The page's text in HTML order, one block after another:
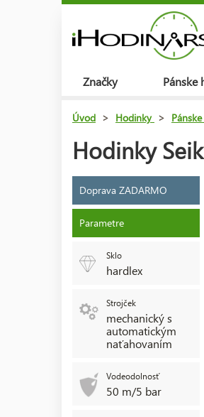
Značky Pánske
Úvod > Hodinky > Pánske
Hodinky
Doprava ZADARMO
Parametre
Sklo
hardlex
Strojček
mechanický s
automatickým
naťahovaním
Vodeodolnosť
50 m/5 bar